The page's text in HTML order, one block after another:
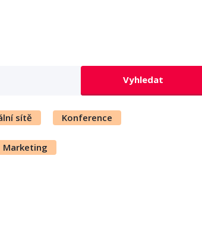
Vyhledat
sítě Konference
Marketing